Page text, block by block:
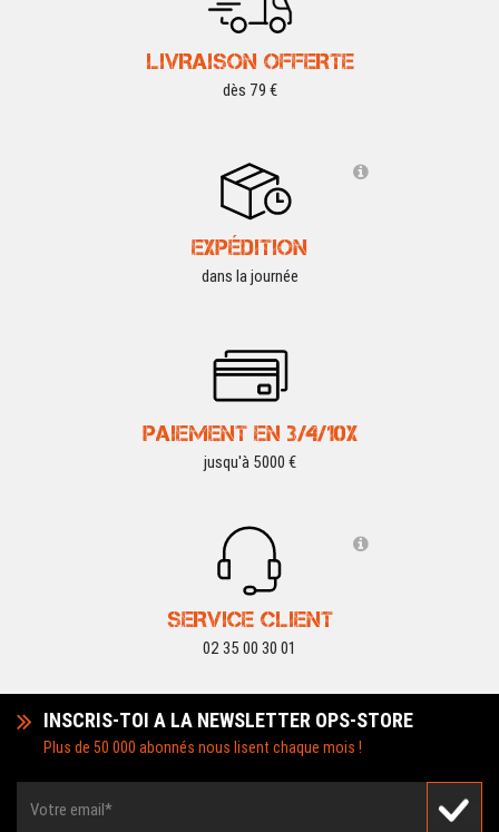
LIVRAISON OFFERTE
dès 79 €
EXPÉDITION
dans la journée
PAIEMENT EN 3/4/10X
jusqu'à 5000 €
SERVICE CLIENT
02 35 00 30 01
INSCRIS-TOI A LA NEWSLETTER OPS-STORE
Plus de 50 000 abonnés nous lisent chaque mois !